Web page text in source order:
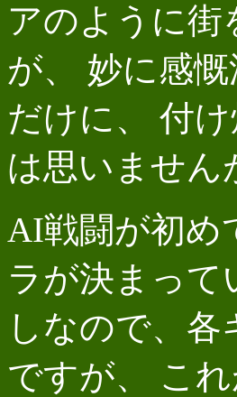
アのように
が、 妙に感
だけに、 付
は思いません
AI戦闘が初め
ラが決まって
しなので、
ですが、 こ